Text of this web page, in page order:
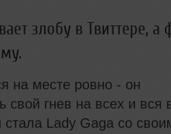
злобу в Твиттере, а
на месте ровно - он
свой гнев на всех и вся
стала Lady Gaga со